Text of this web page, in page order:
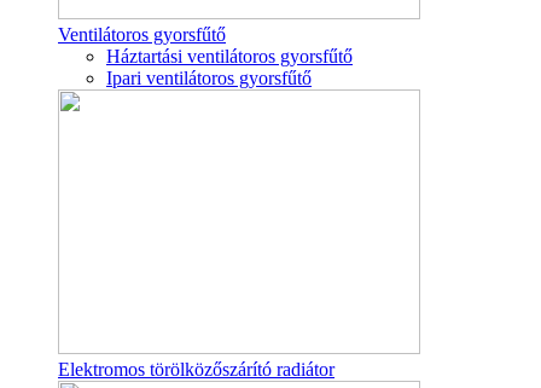
Ventilátoros gyorsfűtő
Háztartási ventilátoros gyorsfűtő
Ipari ventilátoros gyorsfűtő
Elektromos törölközőszárító radiátor